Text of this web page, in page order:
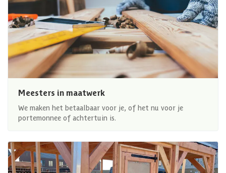
Meesters in maatwerk
We maken het betaalbaar voor je, of het nu voor je
portemonnee of achtertuin is.